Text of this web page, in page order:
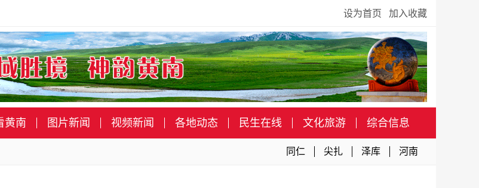
设为首页 加入收藏
黄南 图片新闻 视频新闻 各地动态 民生在线 文化旅游 综合信息
同仁 尖扎 泽库 河南